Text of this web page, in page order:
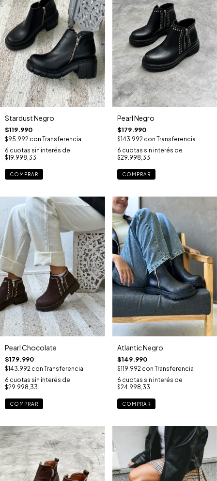
Stardust Negro
$119.990
$95.992 con Transferencia
6 cuotas sin interés de
$19.998,33
COMPRAR
Pearl Negro
$179.990
$143.992 con Transferencia
6 cuotas sin interés de
$29.998,33
COMPRAR
Pearl Chocolate
$179.990
$143.992 con Transferencia
6 cuotas sin interés de
$29.998,33
COMPRAR
Atlantic Negro
$149.990
$119.992 con Transferencia
6 cuotas sin interés de
$24.998,33
COMPRAR